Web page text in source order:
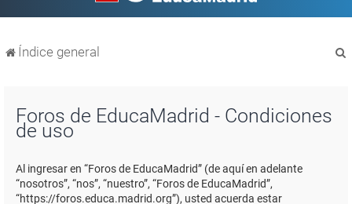
Índice general
Foros de EducaMadrid - Condiciones
de uso
Al ingresar en “Foros de EducaMadrid” (de aquí en adelante
“nosotros”, “nos”, “nuestro”, “Foros de EducaMadrid”,
“https://foros.educa.madrid.org”), usted acuerda estar